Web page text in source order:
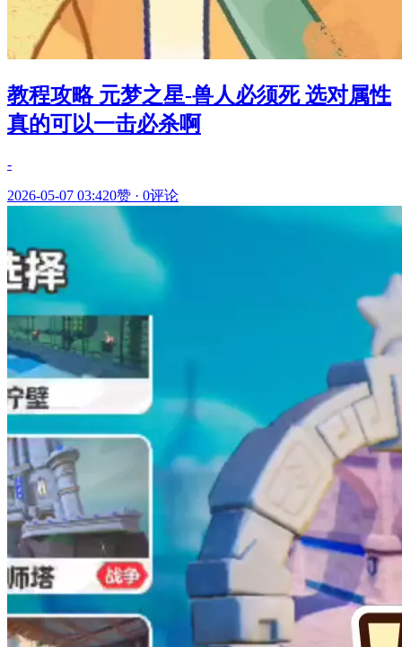
教程攻略 元梦之星-兽人必须死 选对属性
真的可以一击必杀啊
-
2026-05-07 03:420赞 · 0评论